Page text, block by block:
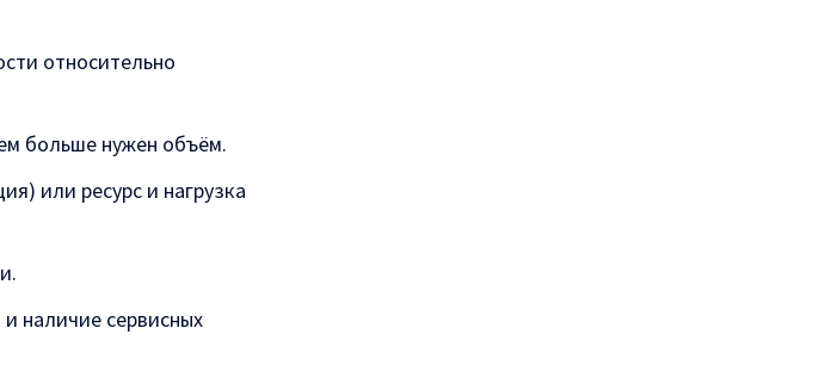
относительно
больше нужен объём.
или ресурс и нагрузка
наличие сервисных